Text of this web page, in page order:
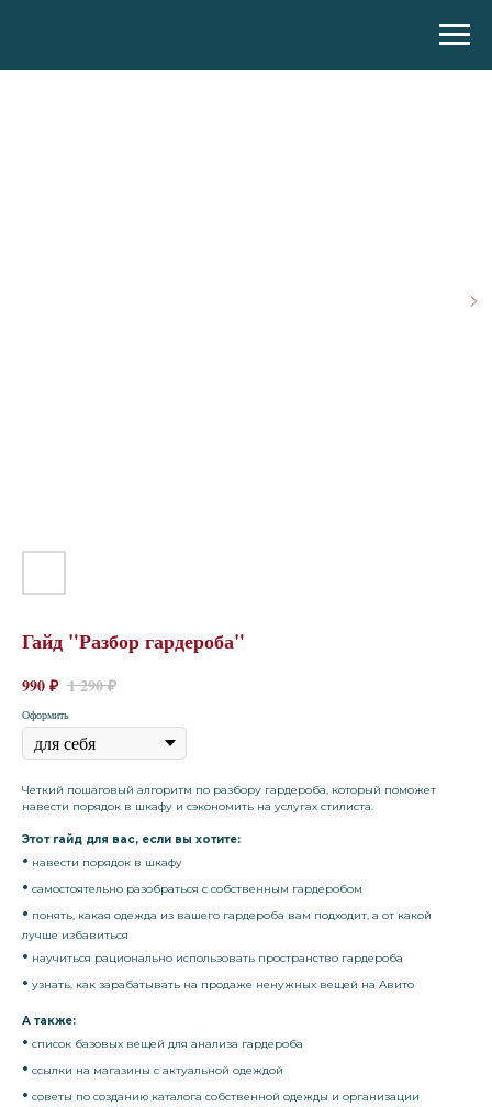
Гайд "Разбор гардероба"
990₽ 1 290₽
Оформить
Четкий пошаговый алгоритм по разбору гардероба, который поможет
навести порядок в шкафу и сэкономить на услугах стилиста.
Этот гайд для вас, если вы хотите:
• навести порядок в шкафу
• самостоятельно разобраться с собственным гардеробом
• понять, какая одежда из вашего гардероба вам подходит, а от какой
лучше избавиться
• научиться рационально использовать пространство гардероба
• узнать, как зарабатывать на продаже ненужных вещей на Авито
А также:
• список базовых вещей для анализа гардероба
• ссылки на магазины с актуальной одеждой
• советы по созданию каталога собственной одежды и организации